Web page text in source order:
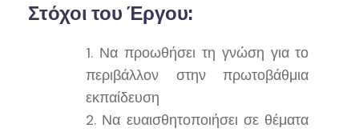
Στόχοι του Έργου:
Να προωθήσει τη γνώση για το
περιβάλλον στην πρωτοβάθμια
εκπαίδευση
Να ευαισθητοποιήσει σε θέματα